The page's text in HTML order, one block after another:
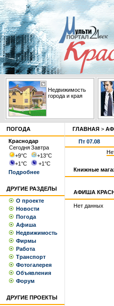
Недвижимость
города и края
ПОГОДА
Краснодар
СегодняЗавтра
+9°С +13°С
+1°С +1°С
Подробнее
ДРУГИЕ РАЗДЕЛЫ
О проекте
Новости
Погода
Афиша
Недвижимость
Фирмы
Работа
Транспорт
Фотогалерея
Объявления
Форум
ДРУГИЕ ПРОЕКТЫ
ГЛАВНАЯ >
Пт 07.08
Книжные
АФИША
Нет данных